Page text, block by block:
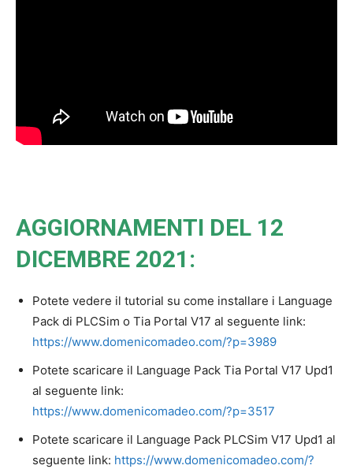
AGGIORNAMENTI DEL 12
DICEMBRE 2021:
Potete vedere il tutorial su come installare i Language
Pack di PLCSim o Tia Portal V17 al seguente link:
https://www.domenicomadeo.com/?p=3989
Potete scaricare il Language Pack Tia Portal V17 Upd1
al seguente link:
https://www.domenicomadeo.com/?p=3517
Potete scaricare il Language Pack PLCSim V17 Upd1 al
seguente link: https://www.domenicomadeo.com/?